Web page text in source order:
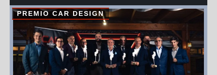
PREMIO CAR DESIGN